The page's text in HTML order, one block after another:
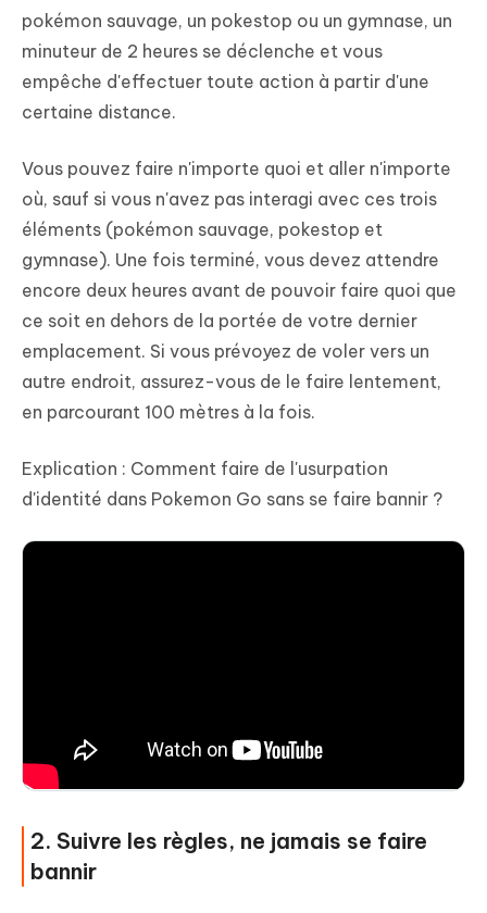
pokémon sauvage, un pokestop ou un gymnase, un
minuteur de 2 heures se déclenche et vous
empêche d'effectuer toute action à partir d'une
certaine distance.
Vous pouvez faire n'importe quoi et aller n'importe
où, sauf si vous n'avez pas interagi avec ces trois
éléments (pokémon sauvage, pokestop et
gymnase). Une fois terminé, vous devez attendre
encore deux heures avant de pouvoir faire quoi que
ce soit en dehors de la portée de votre dernier
emplacement. Si vous prévoyez de voler vers un
autre endroit, assurez-vous de le faire lentement,
en parcourant 100 mètres à la fois.
Explication : Comment faire de l'usurpation
d'identité dans Pokemon Go sans se faire bannir ?
2. Suivre les règles, ne jamais se faire
bannir